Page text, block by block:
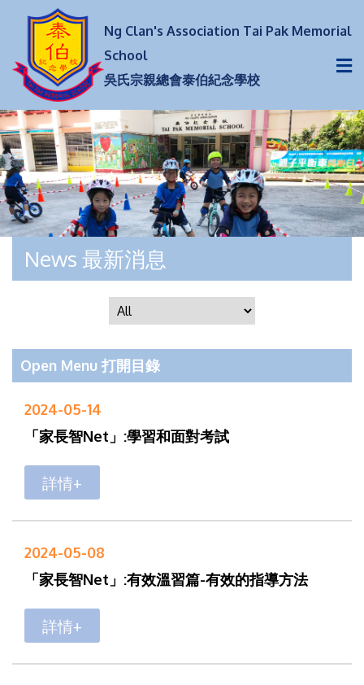
Ng Clan's Association Tai Pak Memorial
School
吳氏宗親總會泰伯紀念學校
News 最新消息
Open Menu 打開目錄
2024-05-14
「家長智Net」:學習和面對考試
詳情+
2024-05-08
「家長智Net」:有效溫習篇-有效的指導方法
詳情+